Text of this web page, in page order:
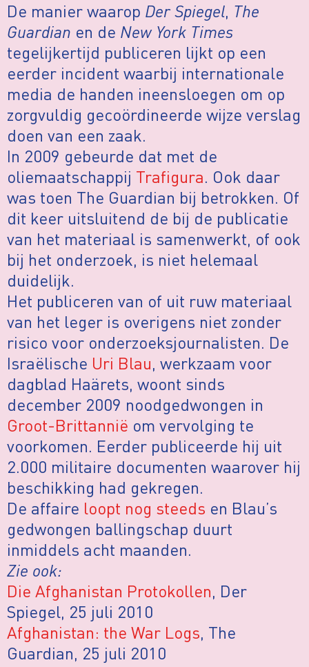
De manier waarop Der Spiegel, The
Guardian en de New York Times
tegelijkertijd publiceren lijkt op een
eerder incident waarbij internationale
media de handen ineensloegen om op
zorgvuldig gecoördineerde wijze verslag
doen van een zaak.
In 2009 gebeurde dat met de
oliemaatschappij Trafigura. Ook daar
was toen The Guardian bij betrokken. Of
dit keer uitsluitend de bij de publicatie
van het materiaal is samenwerkt, of ook
bij het onderzoek, is niet helemaal
duidelijk.
Het publiceren van of uit ruw materiaal
van het leger is overigens niet zonder
risico voor onderzoeksjournalisten. De
Israëlische Uri Blau, werkzaam voor
dagblad Haärets, woont sinds
december 2009 noodgedwongen in
Groot-Brittannië om vervolging te
voorkomen. Eerder publiceerde hij uit
2.000 militaire documenten waarover hij
beschikking had gekregen.
De affaire loopt nog steeds en Blau’s
gedwongen ballingschap duurt
inmiddels acht maanden.
Zie ook:
Die Afghanistan Protokollen, Der
Spiegel, 25 juli 2010
Afghanistan: the War Logs, The
Guardian, 25 juli 2010